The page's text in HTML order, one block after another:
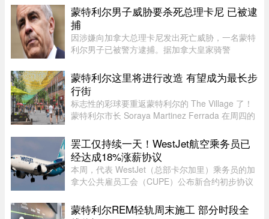
国际烟花节”（International des feux Loto-
Québec）本季最后一场活动 ...
蒙特利尔男子威胁要杀死总理卡尼 已被逮
捕
因涉嫌向加拿大总理卡尼发出死亡威胁，一名蒙特
利尔男子已被警方逮捕。据加拿大皇家骑警
月 8 日在蒙特利尔法院出庭。根据《刑法》第
264.1 条，他被指控犯有威胁造成 ...
蒙特利尔这里将进行改造 有望成为最长步
行街
标志性的彩球要重返蒙特利尔的 The Village 了！
蒙特利尔市长 Soraya Martinez Ferrada 在周四的
Street East 上空的这些色彩斑斓的小球早已成为该
街区乃至这座城市的象征 ...
罢工仅持续一天！WestJet航空乘务员已
经达成18%涨薪协议
本周，代表 WestJet（总部卡尔加里）乘务员的加
拿大公共雇员工会（CUPE）公布新合约初步协议
时段津贴"，地面工作也获补偿；休息时间增加；
蒙特利尔REM轻轨周末施工 部分时段全